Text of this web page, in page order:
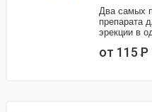
Два самых
препарата
эрекции в
от 115Р